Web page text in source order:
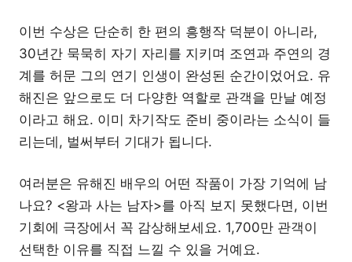
이번 수상은 단순히 한 편의 흥행작 덕분이 아니라,
30년간 묵묵히 자기 자리를 지키며 조연과 주연의 경
계를 허문 그의 연기 인생이 완성된 순간이었어요. 유
해진은 앞으로도 더 다양한 역할로 관객을 만날 예정
이라고 해요. 이미 차기작도 준비 중이라는 소식이 들
리는데, 벌써부터 기대가 됩니다.
여러분은 유해진 배우의 어떤 작품이 가장 기억에 남
나요? <왕과 사는 남자>를 아직 보지 못했다면, 이번
기회에 극장에서 꼭 감상해보세요. 1,700만 관객이
선택한 이유를 직접 느낄 수 있을 거예요.